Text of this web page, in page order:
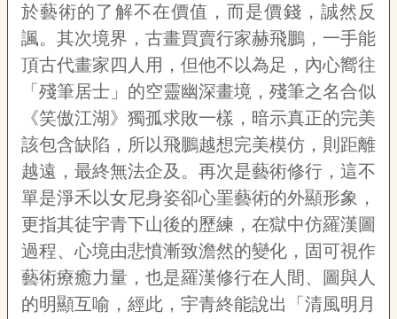
於藝術的了解不在價值，而是價錢，誠然反
諷。其次境界，古畫買賣行家赫飛鵬，一手能
頂古代畫家四人用，但他不以為足，內心嚮往
「殘筆居士」的空靈幽深畫境，殘筆之名合似
《笑傲江湖》獨孤求敗一樣，暗示真正的完美
該包含缺陷，所以飛鵬越想完美模仿，則距離
越遠，最終無法企及。再次是藝術修行，這不
單是淨禾以女尼身姿卻心罣藝術的外顯形象，
更指其徒宇青下山後的歷練，在獄中仿羅漢圖
過程、心境由悲憤漸致澹然的變化，固可視作
藝術療癒力量，也是羅漢修行在人間、圖與人
的明顯互喻，經此，宇青終能說出「清風明月